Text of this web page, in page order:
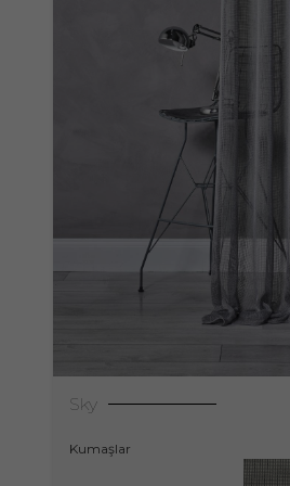
Sky
Kumaşlar